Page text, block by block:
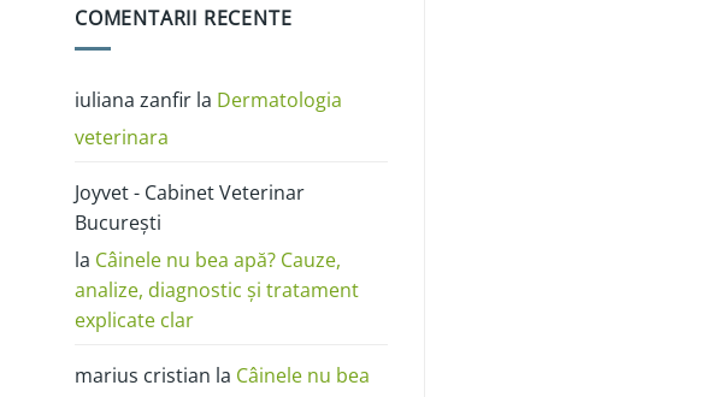
(FAVN):
ghid
Râia
cum
o
de
dermatită
COMENTARII RECENTE
iuliana zanfir la Dermatologia
veterinara
Joyvet - Cabinet Veterinar
București
la Câinele nu bea apă? Cauze,
analize, diagnostic și tratament
explicate clar
marius cristian la Câinele nu bea